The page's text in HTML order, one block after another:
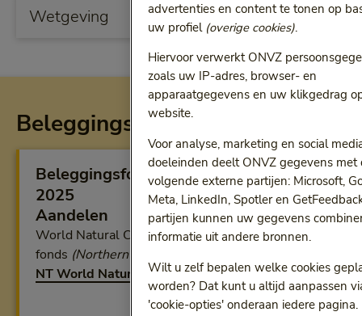
Wetgeving
Beleggingsportefeuille
Beleggingsfondsen per 31 december
2025
Aandelen
World Natural Capital PAB Index II
fonds (Northern Trust)
NT World Natural Capital PAB Index II FGR Fund (the
advertenties en content te tonen op
uw profiel (overige cookies).
Hiervoor verwerkt ONVZ
zoals uw IP-adres, browser- en
apparaatgegevens en uw klikgedrag
website.
Voor analyse, marketing en social
doeleinden deelt ONVZ gegevens met
volgende externe partijen: Microsoft,
Meta, LinkedIn, Spotler en
partijen kunnen uw gegevens
informatie uit andere bronnen.
Wilt u zelf bepalen welke cookies
worden? Dat kunt u altijd aanpassen
'cookie-opties' onderaan iedere pagina.